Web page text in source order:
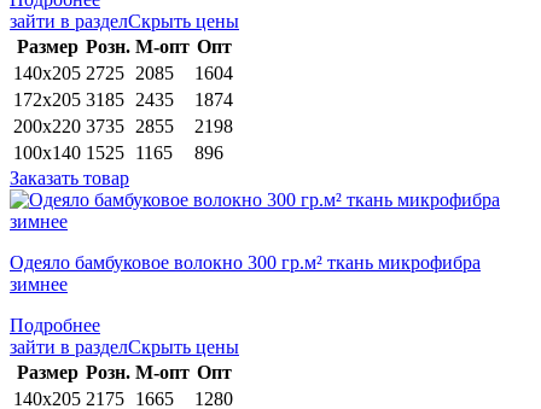
зайти в разделСкрыть цены
Раз­мер Розн. М-опт Опт
140х205 2725 2085
1604
172х205 3185 2435
1874
200х220 3735 2855
2198
100х140 1525 1165
896
Заказать товар
Одеяло бамбуковое волокно 300 гр.м² ткань микрофибра
зимнее
Подробнее
зайти в разделСкрыть цены
Раз­мер Розн. М-опт Опт
140х205 2175 1665
1280